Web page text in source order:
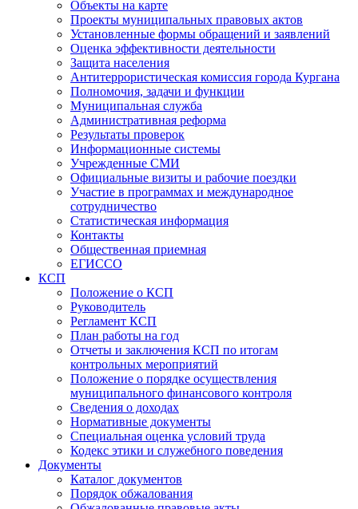
Объекты на карте
Проекты муниципальных правовых актов
Установленные формы обращений и заявлений
Оценка эффективности деятельности
Защита населения
Антитеррористическая комиссия города Кургана
Полномочия, задачи и функции
Муниципальная служба
Административная реформа
Результаты проверок
Информационные системы
Учрежденные СМИ
Официальные визиты и рабочие поездки
Участие в программах и международное
сотрудничество
Статистическая информация
Контакты
Общественная приемная
ЕГИССО
КСП
Положение о КСП
Руководитель
Регламент КСП
План работы на год
Отчеты и заключения КСП по итогам
контрольных мероприятий
Положение о порядке осуществления
муниципального финансового контроля
Сведения о доходах
Нормативные документы
Специальная оценка условий труда
Кодекс этики и служебного поведения
Документы
Каталог документов
Порядок обжалования